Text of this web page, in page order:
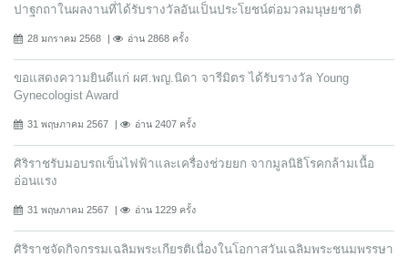
ปาฐกถาในผลงานที่ได้รับรางวัลอันเป็นประโยชน์ต่อมวลมนุษยชาติ
28 มกราคม 2568 อ่าน 2868 ครั้ง
ขอแสดงความยินดีแก่ ผศ.พญ.นิดา จารีมิตร ได้รับรางวัล Young
Gynecologist Award
31 พฤษภาคม 2567 อ่าน 2407 ครั้ง
ศิริราชรับมอบรถเข็นไฟฟ้าและเครื่องช่วยยก จากมูลนิธิโรคกล้ามเนื้อ
อ่อนแรง
31 พฤษภาคม 2567 อ่าน 1229 ครั้ง
ศิริราชจัดกิจกรรมเฉลิมพระเกียรติเนื่องในโอกาสวันเฉลิมพระชนมพรรษา